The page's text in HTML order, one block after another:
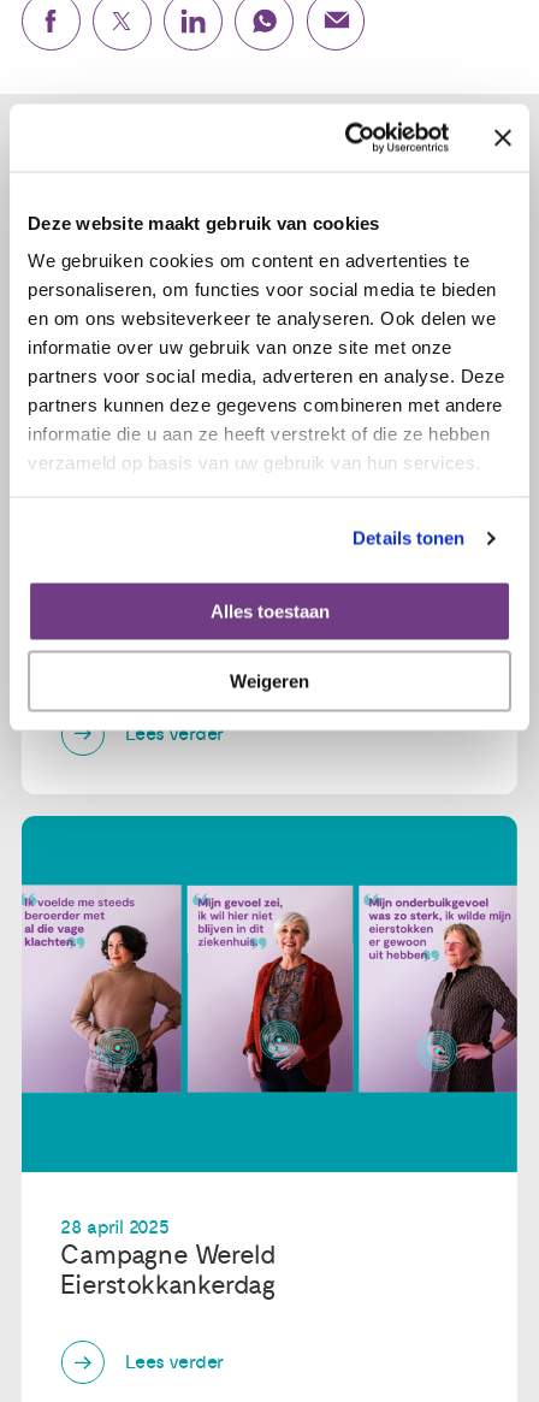
Deze website maakt gebruik van cookies
We gebruiken cookies om content en advertenties te
personaliseren, om functies voor social media te bieden
en om ons websiteverkeer te analyseren. Ook delen we
informatie over uw gebruik van onze site met onze
partners voor social media, adverteren en analyse. Deze
partners kunnen deze gegevens combineren met andere
informatie die u aan ze heeft verstrekt of die ze hebben
verzameld op basis van uw gebruik van hun services.
Details tonen
Alles toestaan
Weigeren
Nieuw geneesmiddel voor
baarmoederkanker in basispakket
Lees verder
28 april 2025
Campagne Wereld
Eierstokkankerdag
Lees verder